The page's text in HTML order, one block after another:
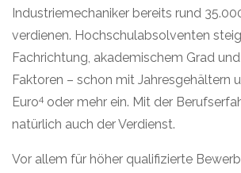
Industriemechaniker bereits rund
verdienen. Hochschulabsolventen
Fachrichtung, akademischem Grad
Faktoren – schon mit Jahresgehältern
Euro4 oder mehr ein. Mit der
natürlich auch der Verdienst.
Vor allem für höher qualifizierte